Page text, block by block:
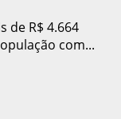
de R$ 4.664
com...